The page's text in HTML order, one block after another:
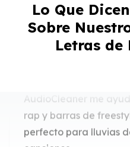
Lo Que
Sobre
Letras de
El Generador de
AudioCleaner me
rap y barras de
Rapero y Compositor